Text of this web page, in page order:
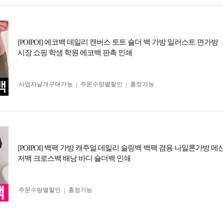
[POIPOI] 에코백 데일리 캔버스 토트 숄더 백 가방 일러스트 면가방
시장 쇼핑 학생 학원 에코백 판촉 인쇄
사업자 낱개구매가능
주문수량별할인 흥정가능
[POIPOI] 백팩 가방 캐주얼 데일리 슬링백 백팩 겸용 나일론가방 메신
저백 크로스백 배낭 바디 숄더백 인쇄
주문수량별할인
흥정가능